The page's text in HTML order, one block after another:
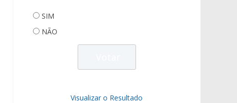
SIM
NÃO
Visualizar o Resultado